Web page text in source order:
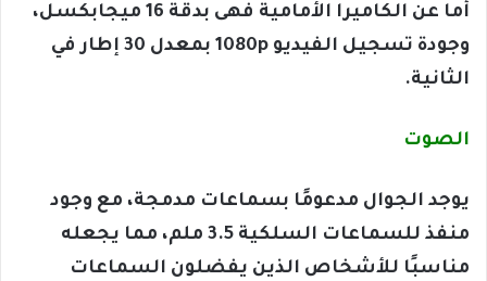
أما عن الكاميرا الأمامية فهى بدقة 16 ميجابكسل،
وجودة تسجيل الفيديو 1080p بمعدل 30 إطار في
الثانية.
الصوت
يوجد الجوال مدعومًا بسماعات مدمجة، مع وجود
منفذ للسماعات السلكية 3.5 ملم، مما يجعله
مناسبًا للأشخاص الذين يفضلون السماعات